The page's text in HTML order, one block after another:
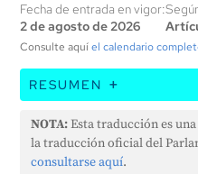
Fecha de entrada en vigor:
2 de agosto de 2026
Consulte aquíel calendario
RESUMEN
La Comisión de la UE
para los sistemas de IA si
condiciones, como que
NOTA:Esta traducción es
la traducción oficial del
consultarse aquí.